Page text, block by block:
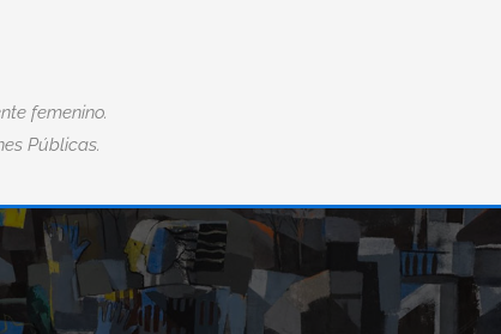
femenino.
Públicas.
“EL MIEDO ES LA MAYOR